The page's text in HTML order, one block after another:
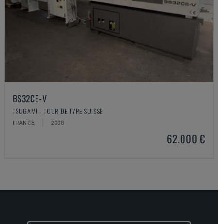
BS32CE-V
TSUGAMI - TOUR DE TYPE SUISSE
FRANCE 2008
62.000 €